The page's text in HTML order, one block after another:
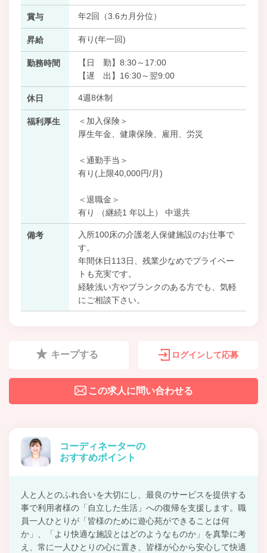
賞与 年2回（3.6カ月分位）
昇給 有り(年一回)
勤務時間
【日 勤】8:30～17:00
【遅 出】16:30～翌9:00
休日 4週8休制
福利厚生
＜加入保険＞
厚生年金、健康保険、雇用、労災
＜通勤手当＞
有り(上限40,000円/月)
＜退職金＞
有り （継続1 年以上） 中退共
備考
入所100床の介護老人保健施設のお仕事で
す。
年間休日113日、残業少なめでプライベー
トも充実です。
経験浅い方やブランクのある方でも、気軽
にご相談下さい。
キープする ログインして応募
この求人に問い合わせる
コーディネーターの
おすすめポイント
人と人とのふれ合いを大切にし、最良のサービスを提供する
事で利用者様の「自立した生活」への復帰を支援します。職
員一人ひとりが「皆様のために遊心苑ができることは何
か」、「より快適な施設とはどのようなものか」を真摯に考
え、常に一人ひとりの心に置き、皆様が心から安心して快適